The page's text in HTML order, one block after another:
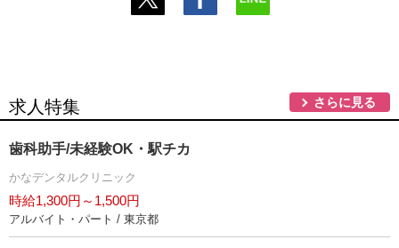
求人特集 さらに見る
歯科助手/未経験OK・駅チカ
かなデンタルクリニック
時給1,300円～1,500円
アルバイト・パート / 東京都